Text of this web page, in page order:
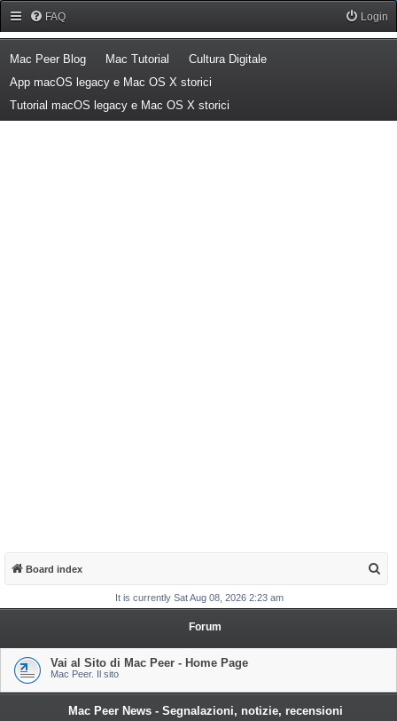
FAQ Login
Mac Peer Blog(Opens a new tab)
Mac Tutorial (Opens a new tab)
Cultura Digitale(Opens a new tab)
App macOS legacy e Mac OS X storici
Tutorial macOS legacy e Mac OS X storici
Board index
a
It is currently Sat Aug 08, 2026 2:23 am
Forum
Vai al Sito di Mac Peer - Home Page
Mac Peer. Il sito
Mac Peer News - Segnalazioni, notizie, recensioni